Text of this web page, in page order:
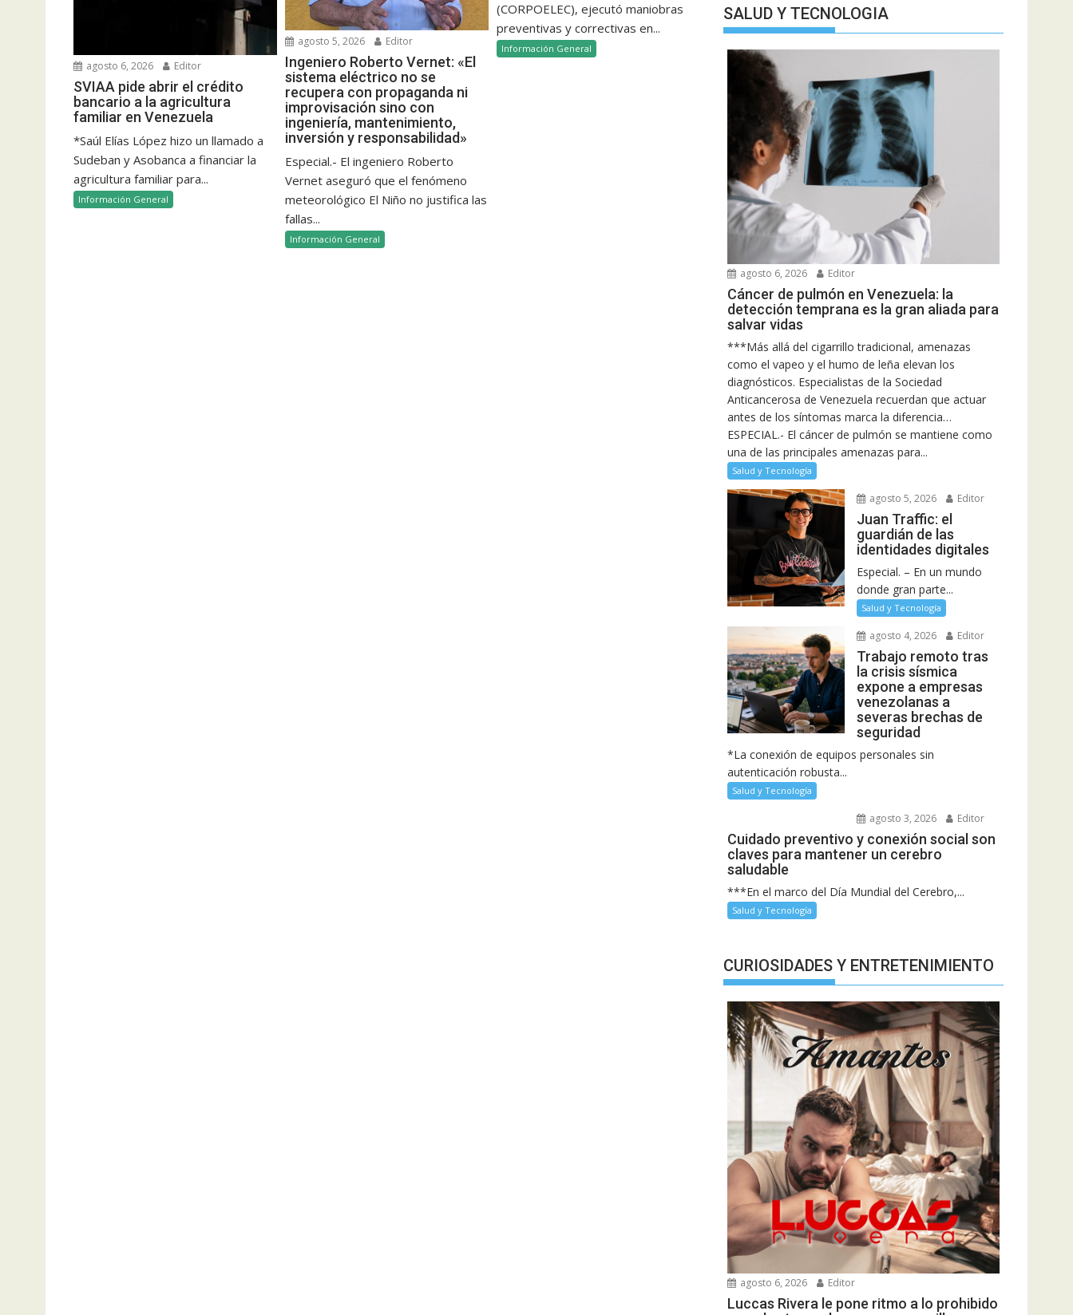
agosto 6, 2026 Editor
SVIAA pide abrir el crédito
bancario a la agricultura
familiar en Venezuela
*Saúl Elías López hizo un llamado a
Sudeban y Asobanca a financiar la
agricultura familiar para...
Información General
agosto 5, 2026 Editor
Ingeniero Roberto Vernet: «El
sistema eléctrico no se
recupera con propaganda ni
improvisación sino con
ingeniería, mantenimiento,
inversión y responsabilidad»
Especial.- El ingeniero Roberto
Vernet aseguró que el fenómeno
meteorológico El Niño no justifica las
fallas...
Información General
(CORPOELEC), ejecutó maniobras
preventivas y correctivas en...
Información General
SALUD Y TECNOLOGIA
agosto 6, 2026 Editor
Cáncer de pulmón en Venezuela: la
detección temprana es la gran aliada para
salvar vidas
***Más allá del cigarrillo tradicional, amenazas
como el vapeo y el humo de leña elevan los
diagnósticos. Especialistas de la Sociedad
Anticancerosa de Venezuela recuerdan que actuar
antes de los síntomas marca la diferencia…
ESPECIAL.- El cáncer de pulmón se mantiene como
una de las principales amenazas para...
Salud y Tecnología
agosto 5, 2026 Editor
Juan Traffic: el
guardián de las
identidades digitales
Especial. – En un mundo
donde gran parte...
Salud y Tecnología
agosto 4, 2026 Editor
Trabajo remoto tras
la crisis sísmica
expone a empresas
venezolanas a
severas brechas de
seguridad
*La conexión de equipos personales sin
autenticación robusta...
Salud y Tecnología
agosto 3, 2026 Editor
Cuidado preventivo y conexión social son
claves para mantener un cerebro
saludable
***En el marco del Día Mundial del Cerebro,...
Salud y Tecnología
CURIOSIDADES Y ENTRETENIMIENTO
agosto 6, 2026 Editor
Luccas Rivera le pone ritmo a lo prohibido